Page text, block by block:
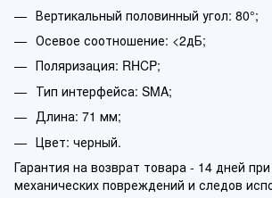
Вертикальный половинный угол: 80°;
Осевое соотношение: <2дБ;
Поляризация: RHCP;
Тип интерфейса: SMA;
Длина: 71 мм;
Цвет: черный.
Гарантия на возврат товара - 14 дней
механических повреждений и следов